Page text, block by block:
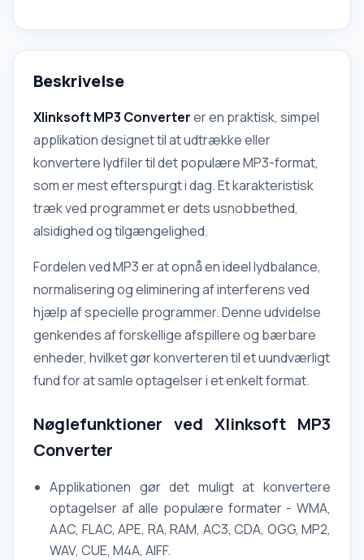
Beskrivelse
Xlinksoft MP3 Converterer en praktisk, simpel
applikation designet til at udtrække eller
konvertere lydfiler til det populære MP3-format,
som er mest efterspurgt i dag. Et karakteristisk
træk ved programmet er dets usnobbethed,
alsidighed og tilgængelighed.
Fordelen ved MP3 er at opnå en ideel lydbalance,
normalisering og eliminering af interferens ved
hjælp af specielle programmer. Denne udvidelse
genkendes af forskellige afspillere og bærbare
enheder, hvilket gør konverteren til et uundværligt
fund for at samle optagelser i et enkelt format.
Nøglefunktioner ved Xlinksoft MP3
Converter
Applikationen gør det muligt at konvertere
optagelser af alle populære formater - WMA,
AAC, FLAC, APE, RA, RAM, AC3, CDA, OGG, MP2,
WAV, CUE, M4A, AIFF.